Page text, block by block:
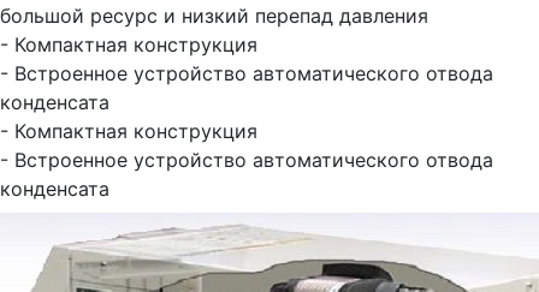
большой ресурс и низкий перепад давления
- Компактная конструкция
- Встроенное устройство автоматического отвода
конденсата
- Компактная конструкция
- Встроенное устройство автоматического отвода
конденсата